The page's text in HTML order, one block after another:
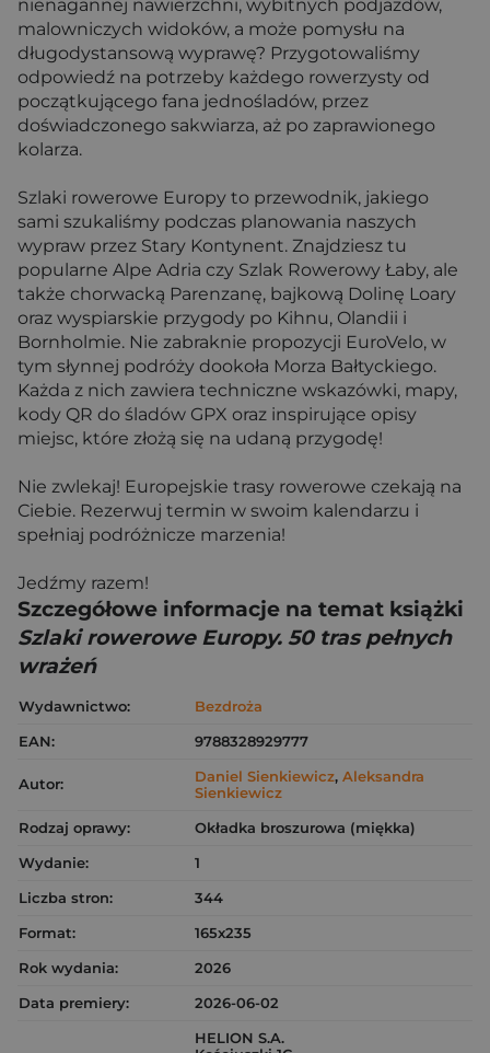
nienagannej nawierzchni, wybitnych podjazdów,
malowniczych widoków, a może pomysłu na
długodystansową wyprawę? Przygotowaliśmy
odpowiedź na potrzeby każdego rowerzysty od
początkującego fana jednośladów, przez
doświadczonego sakwiarza, aż po zaprawionego
kolarza.
Szlaki rowerowe Europy to przewodnik, jakiego
sami szukaliśmy podczas planowania naszych
wypraw przez Stary Kontynent. Znajdziesz tu
popularne Alpe Adria czy Szlak Rowerowy Łaby, ale
także chorwacką Parenzanę, bajkową Dolinę Loary
oraz wyspiarskie przygody po Kihnu, Olandii i
Bornholmie. Nie zabraknie propozycji EuroVelo, w
tym słynnej podróży dookoła Morza Bałtyckiego.
Każda z nich zawiera techniczne wskazówki, mapy,
kody QR do śladów GPX oraz inspirujące opisy
miejsc, które złożą się na udaną przygodę!
Nie zwlekaj! Europejskie trasy rowerowe czekają na
Ciebie. Rezerwuj termin w swoim kalendarzu i
spełniaj podróżnicze marzenia!
Jedźmy razem!
Szczegółowe informacje na temat książki
Szlaki rowerowe Europy. 50 tras pełnych
wrażeń
Wydawnictwo:
Bezdroża
EAN:
9788328929777
Autor: Daniel Sienkiewicz, Aleksandra
Sienkiewicz
Rodzaj oprawy:
Okładka broszurowa (miękka)
Wydanie:
1
Liczba stron:
344
Format:
165x235
Rok wydania:
2026
Data premiery:
2026-06-02
HELION S.A.